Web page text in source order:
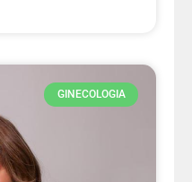
GINECOLOGIA